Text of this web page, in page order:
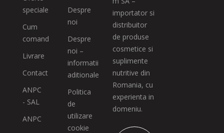
speciale
Cum
comand
Livrare
Contact
ANPC
- SAL
ANPC
Despre
noi
Despre
noi –
informatii
aditionale
Politica
de
utilizare
cookie
importator si
distribuitor
de produse
cosmetice si
suplimente
nutritive din
Romania, cu
experienta in
domeniu.